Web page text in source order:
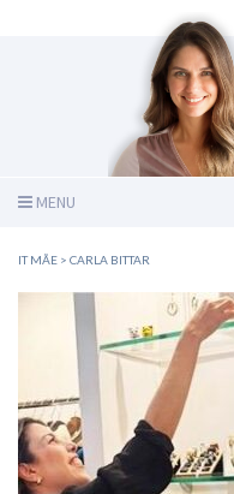
MENU
IT MÃE > CARLA BITTAR